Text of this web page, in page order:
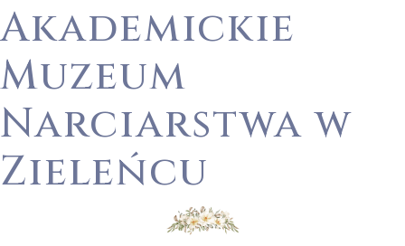
Akademickie
Muzeum
Narciarstwa w
Zieleńcu